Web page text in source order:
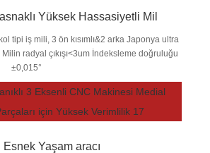
Yüksek Hassasiyetli Mil
tipi iş mili, 3 ön kısımlı&2 arka Japonya ultra
radyal çıkışı<3um İndeksleme doğruluğu
±0,015°
Esnek Yaşam aracı